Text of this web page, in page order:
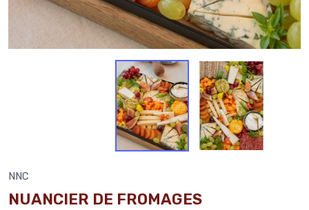
NNC
NUANCIER DE FROMAGES